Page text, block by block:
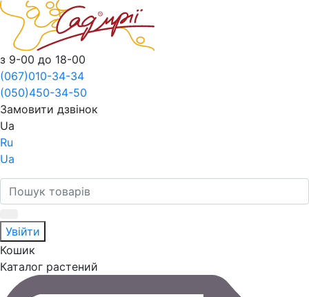
з 9-00 до 18-00
(067)010-34-34
(050)450-34-50
Замовити дзвінок
Ua
Ru
Ua
Увійти
Кошик
Каталог растений